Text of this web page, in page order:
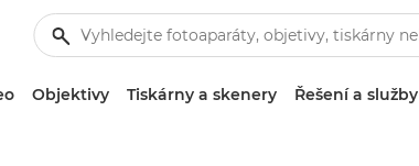
Objektivy Tiskárny a skenery Řešení a služby